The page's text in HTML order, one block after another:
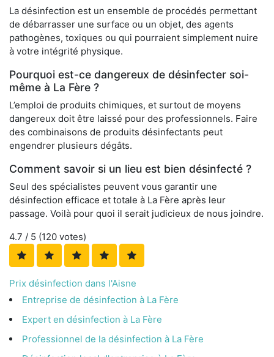
La désinfection est un ensemble de procédés permettant
de débarrasser une surface ou un objet, des agents
pathogènes, toxiques ou qui pourraient simplement nuire
à votre intégrité physique.
Pourquoi est-ce dangereux de désinfecter soi-
même à La Fère ?
L’emploi de produits chimiques, et surtout de moyens
dangereux doit être laissé pour des professionnels. Faire
des combinaisons de produits désinfectants peut
engendrer plusieurs dégâts.
Comment savoir si un lieu est bien désinfecté ?
Seul des spécialistes peuvent vous garantir une
désinfection efficace et totale à La Fère après leur
passage. Voilà pour quoi il serait judicieux de nous joindre.
4.7 / 5 (120 votes)
Prix désinfection dans l'Aisne
Entreprise de désinfection à La Fère
Expert en désinfection à La Fère
Professionnel de la désinfection à La Fère